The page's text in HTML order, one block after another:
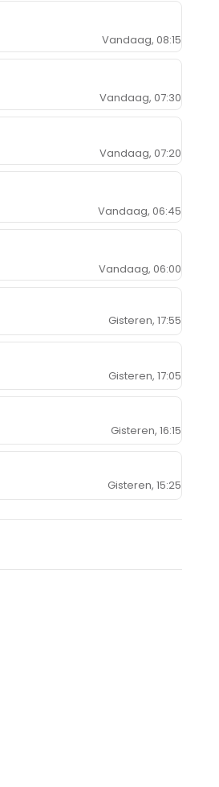
Vandaag, 08:15
Vandaag, 07:30
Vandaag, 07:20
Vandaag, 06:45
Vandaag, 06:00
Gisteren, 17:55
Gisteren, 17:05
Gisteren, 16:15
Gisteren, 15:25